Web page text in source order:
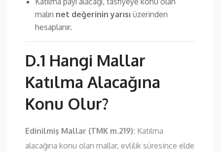
malın net değerinin yarısı üzerinden
hesaplanır.
D.1 Hangi Mallar
Katılma Alacağına
Konu Olur?
Edinilmiş Mallar (TMK m.219): Katılma
alacağına konu olan mallar, evlilik süresince elde